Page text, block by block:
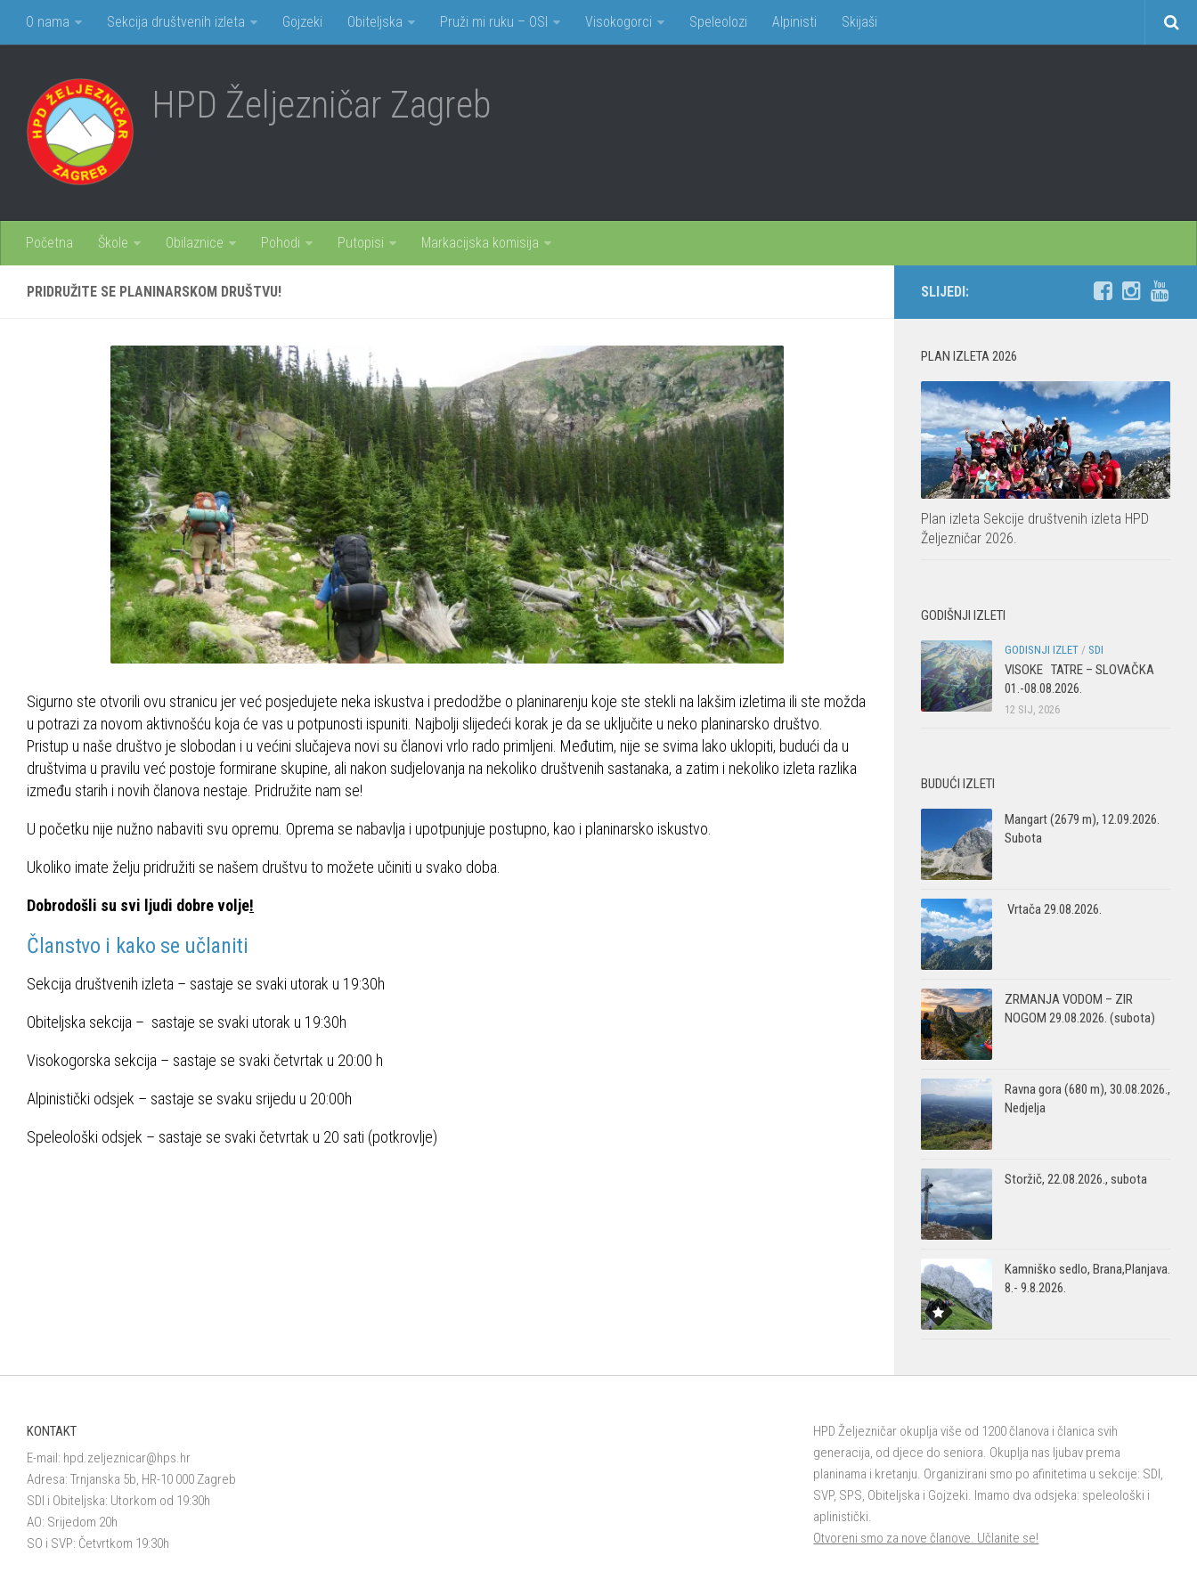
O nama Sekcija društvenih izleta Gojzeki Obiteljska Pruži mi ruku – OSI Visokogorci Speleolozi Alpinisti Skijaši
HPD Željezničar Zagreb
Početna Škole Obilaznice Pohodi Putopisi Markacijska komisija
PRIDRUŽITE SE PLANINARSKOM DRUŠTVU!
Sigurno ste otvorili ovu stranicu jer već posjedujete neka iskustva i predodžbe o planinarenju koje ste stekli na lakšim izletima ili ste možda
u potrazi za novom aktivnošću koja će vas u potpunosti ispuniti. Najbolji slijedeći korak je da se uključite u neko planinarsko društvo.
Pristup u naše društvo je slobodan i u većini slučajeva novi su članovi vrlo rado primljeni. Međutim, nije se svima lako uklopiti, budući da u
društvima u pravilu već postoje formirane skupine, ali nakon sudjelovanja na nekoliko društvenih sastanaka, a zatim i nekoliko izleta razlika
između starih i novih članova nestaje. Pridružite nam se!
U početku nije nužno nabaviti svu opremu. Oprema se nabavlja i upotpunjuje postupno, kao i planinarsko iskustvo.
Ukoliko imate želju pridružiti se našem društvu to možete učiniti u svako doba.
Dobrodošli su svi ljudi dobre volje!
Članstvo i kako se učlaniti
Sekcija društvenih izleta – sastaje se svaki utorak u 19:30h
Obiteljska sekcija – sastaje se svaki utorak u 19:30h
Visokogorska sekcija – sastaje se svaki četvrtak u 20:00 h
Alpinistički odsjek – sastaje se svaku srijedu u 20:00h
Speleološki odsjek – sastaje se svaki četvrtak u 20 sati (potkrovlje)
SLIJEDI:
PLAN IZLETA 2026
Plan izleta Sekcije društvenih izleta HPD
Željezničar 2026.
GODIŠNJI IZLETI
GODISNJI IZLET / SDI
VISOKE TATRE – SLOVAČKA
01.-08.08.2026.
12 SIJ, 2026
BUDUĆI IZLETI
Mangart (2679 m), 12.09.2026.
Subota
Vrtača 29.08.2026.
ZRMANJA VODOM – ZIR
NOGOM 29.08.2026. (subota)
Ravna gora (680 m), 30.08.2026.,
Nedjelja
Storžič, 22.08.2026., subota
Kamniško sedlo, Brana,Planjava.
8.- 9.8.2026.
KONTAKT
E-mail: hpd.zeljeznicar@hps.hr
Adresa: Trnjanska 5b, HR-10 000 Zagreb
SDI i Obiteljska: Utorkom od 19:30h
AO: Srijedom 20h
SO i SVP: Četvrtkom 19:30h
HPD Željezničar okuplja više od 1200 članova i članica svih
generacija, od djece do seniora. Okuplja nas ljubav prema
planinama i kretanju. Organizirani smo po afinitetima u sekcije: SDI,
SVP, SPS, Obiteljska i Gojzeki. Imamo dva odsjeka: speleološki i
aplinistički.
Otvoreni smo za nove članove. Učlanite se!